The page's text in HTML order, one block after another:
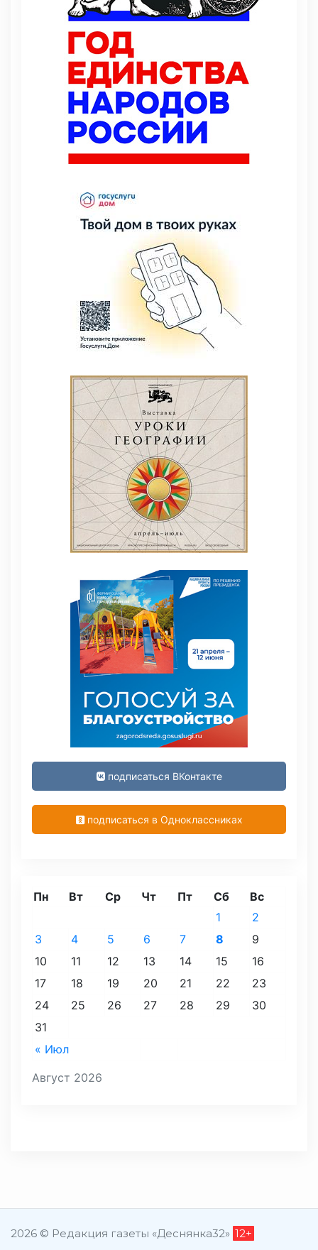
подписаться ВКонтакте
подписаться в Одноклассниках
Август 2026
Пн Вт Ср Чт Пт Сб Вс
« Июл
1
2
3
4 5 6 7 8
9
10
11 12 13 14 15
16
17
18 19 20 21 22
23
24
25 26 27 28 29
30
31
2026 © Редакция газеты «Деснянка32» 12+